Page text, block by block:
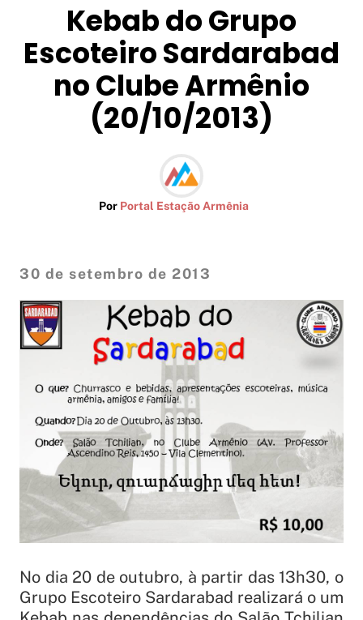
Kebab do Grupo
Escoteiro Sardarabad
no Clube Armênio
(20/10/2013)
Por Portal Estação Armênia
30 de setembro de 2013
No dia 20 de outubro, à partir das 13h30, o
Grupo Escoteiro Sardarabad realizará o um